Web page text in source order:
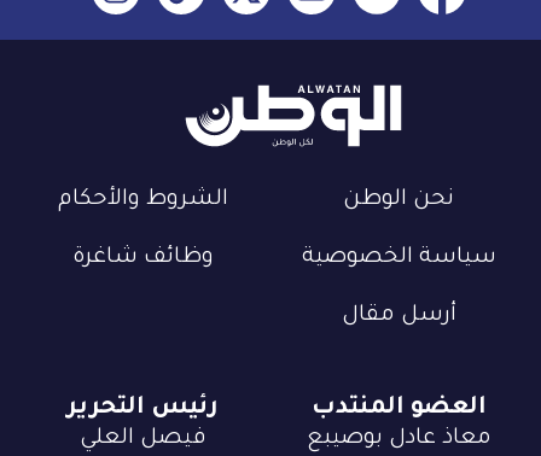
نحن الوطن الشروط والأحكام
سياسة الخصوصية وظائف شاغرة
أرسل مقال
العضو المنتدب
معاذ عادل بوصيبع
رئيس التحرير
فيصل العلي